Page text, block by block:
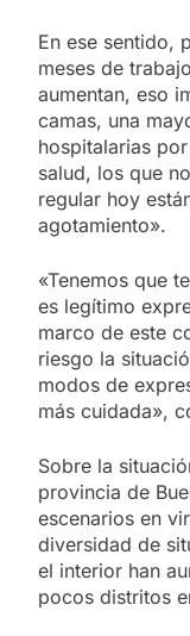
En ese sentido,
meses de
aumentan, eso
camas, una
hospitalarias
salud, los que
regular hoy
agotamiento».
«Tenemos que
es legítimo
marco de este
riesgo la
modos de
más cuidada»,
Sobre la
provincia de
escenarios en
diversidad de
el interior han
pocos distritos